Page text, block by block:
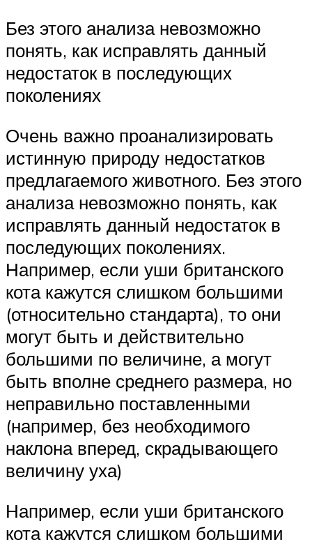
Без этого анализа невозможно
понять, как исправлять данный
недостаток в последующих
поколениях
Очень важно проанализировать
истинную природу недостатков
предлагаемого животного. Без этого
анализа невозможно понять, как
исправлять данный недостаток в
последующих поколениях.
Например, если уши британского
кота кажутся слишком большими
(относительно стандарта), то они
могут быть и действительно
большими по величине, а могут
быть вполне среднего размера, но
неправильно поставленными
(например, без необходимого
наклона вперед, скрадывающего
величину уха)
Например, если уши британского
кота кажутся слишком большими